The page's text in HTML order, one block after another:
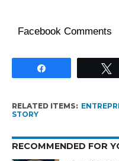
Facebook Comments
RELATED ITEMS:
STORY
RECOMMENDED FOR